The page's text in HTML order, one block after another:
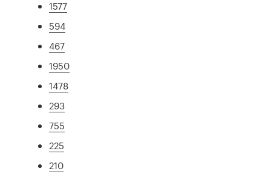
1577
594
467
1950
1478
293
755
225
210